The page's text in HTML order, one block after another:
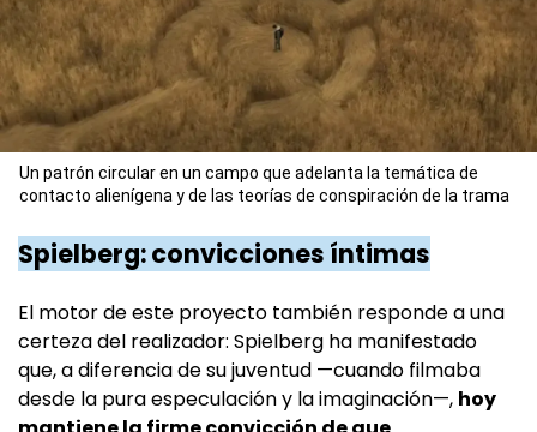
Un patrón circular en un campo que adelanta la temática de
contacto alienígena y de las teorías de conspiración de la trama
Spielberg: convicciones íntimas
El motor de este proyecto también responde a una
certeza del realizador: Spielberg ha manifestado
que, a diferencia de su juventud —cuando filmaba
desde la pura especulación y la imaginación—, hoy